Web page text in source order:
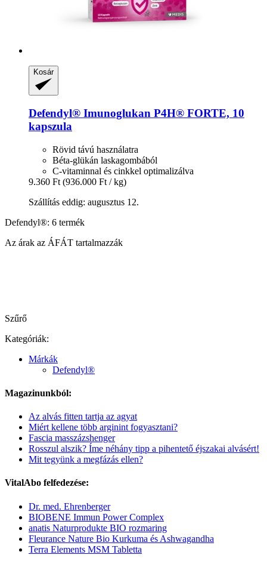
Kosár
Defendyl® Imunoglukan P4H® FORTE, 10
kapszula
Rövid távú használatra
Béta-glükán laskagombából
C-vitaminnal és cinkkel optimalizálva
9.360 Ft (936.000 Ft / kg)
Szállítás eddig: augusztus 12.
Defendyl®: 6 termék
Az árak az ÁFÁT tartalmazzák
Szűrő
Kategóriák:
Márkák
Defendyl®
Magazinunkból:
Az alvás fitten tartja az agyat
Miért kellene több arginint fogyasztani?
Fascia masszázshenger
Rosszul alszik? Íme néhány tipp a pihentető éjszakai alvásért!
Mit tegyünk a megfázás ellen?
VitalAbo felfedezése:
Dr. med. Ehrenberger
BIOBENE Immun Power Complex
anatis Naturprodukte BIO rozmaring
Fleurance Nature Bio Kurkuma és Ashwagandha
Terra Elements MSM Tabletta